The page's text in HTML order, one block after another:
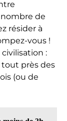
de
résider à
vous !
:
tout près des
(ou de